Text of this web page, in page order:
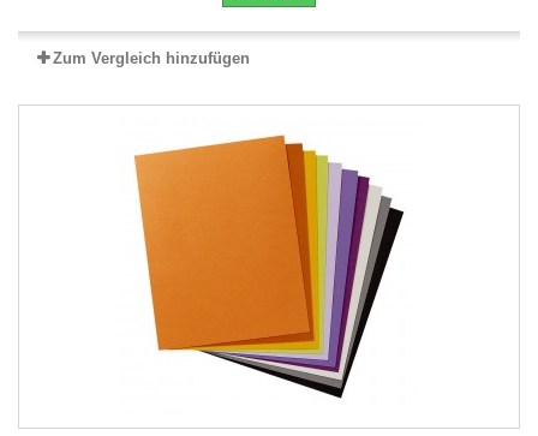
Zum Vergleich hinzufügen